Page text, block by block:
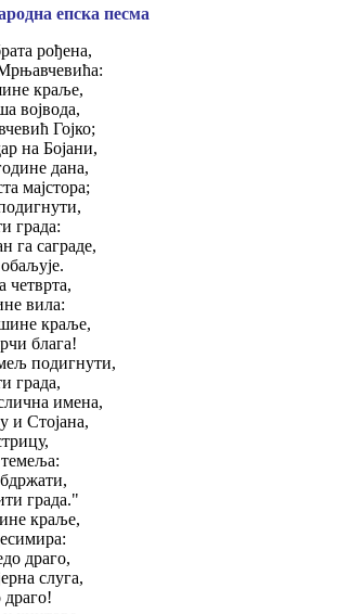
епска песма
рођена,
краље,
војвода,
Гојко;
на Бојани,
дана,
мајстора;
града:
га саграде,
четврта,
вила:
краље,
блага!
подигнути,
града,
имена,
и Стојана,
града."
краље,
драго,
слуга,
драго!